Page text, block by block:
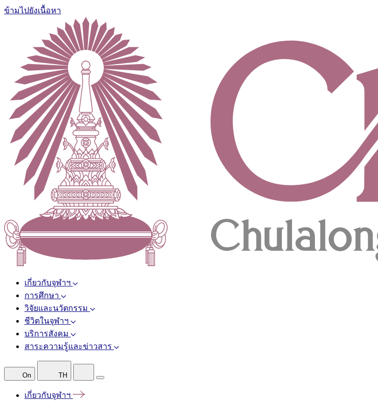
ข้ามไปยังเนื้อหา
เกี่ยวกับจุฬาฯ
การศึกษา
วิจัยและนวัตกรรม
ชีวิตในจุฬาฯ
บริการสังคม
สาระความรู้และข่าวสาร
On TH
เกี่ยวกับจุฬาฯ